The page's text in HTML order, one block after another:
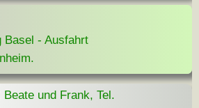
Basel - Ausfahrt
Beate und Frank, Tel.